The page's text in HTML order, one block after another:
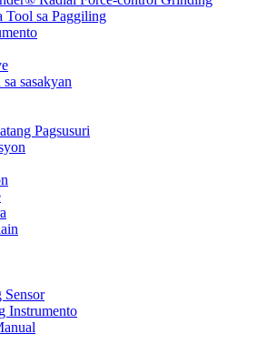
Tool sa Paggiling
sasakyan
Pagsusuri
Sensor
Instrumento